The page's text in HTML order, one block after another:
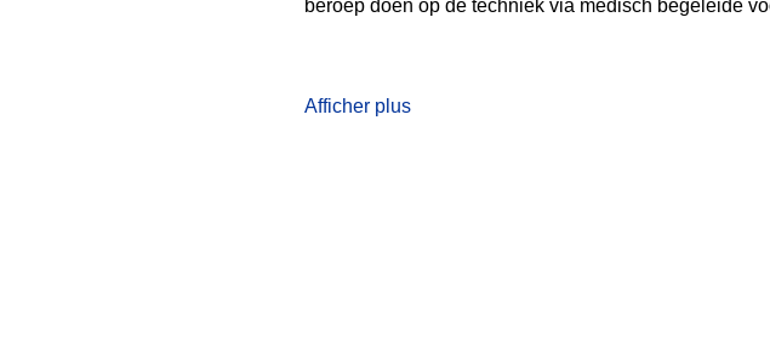
beroep doen op de techniek via medisch begeleide
Afficher plus